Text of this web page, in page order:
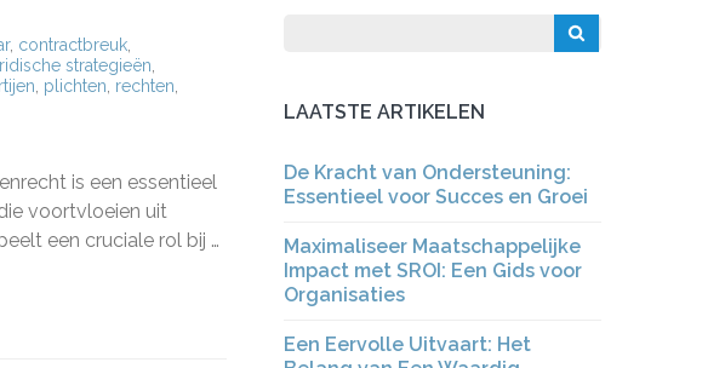
, contractbreuk
strategieën
plichten rechten
is een essentieel
voortvloeien uit
een cruciale rol bij …
LAATSTE ARTIKELEN
De Kracht van Ondersteuning:
Essentieel voor Succes en Groei
Maximaliseer Maatschappelijke
Impact met SROI: Een Gids voor
Organisaties
Een Eervolle Uitvaart: Het